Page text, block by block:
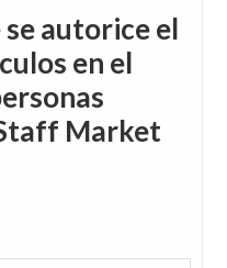
autorice el
en el
Market